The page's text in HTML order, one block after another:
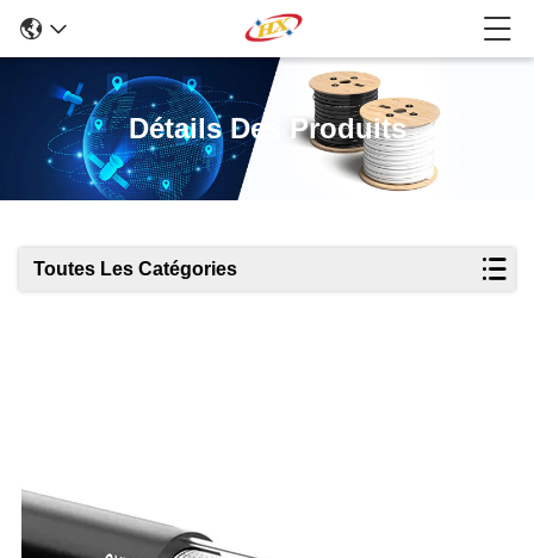
Détails Des Produits
Toutes Les Catégories